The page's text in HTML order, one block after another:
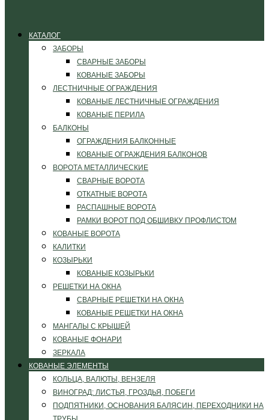
КАТАЛОГ
ЗАБОРЫ
СВАРНЫЕ ЗАБОРЫ
КОВАНЫЕ ЗАБОРЫ
ЛЕСТНИЧНЫЕ ОГРАЖДЕНИЯ
КОВАНЫЕ ЛЕСТНИЧНЫЕ ОГРАЖДЕНИЯ
КОВАНЫЕ ПЕРИЛА
БАЛКОНЫ
ОГРАЖДЕНИЯ БАЛКОННЫЕ
КОВАНЫЕ ОГРАЖДЕНИЯ БАЛКОНОВ
ВОРОТА МЕТАЛЛИЧЕСКИЕ
СВАРНЫЕ ВОРОТА
ОТКАТНЫЕ ВОРОТА
РАСПАШНЫЕ ВОРОТА
РАМКИ ВОРОТ ПОД ОБШИВКУ ПРОФЛИСТОМ
КОВАНЫЕ ВОРОТА
КАЛИТКИ
КОЗЫРЬКИ
КОВАНЫЕ КОЗЫРЬКИ
РЕШЕТКИ НА ОКНА
СВАРНЫЕ РЕШЕТКИ НА ОКНА
КОВАНЫЕ РЕШЕТКИ НА ОКНА
МАНГАЛЫ С КРЫШЕЙ
КОВАНЫЕ ФОНАРИ
ЗЕРКАЛА
КОВАНЫЕ ЭЛЕМЕНТЫ
КОЛЬЦА, ВАЛЮТЫ, ВЕНЗЕЛЯ
ВИНОГРАД: ЛИСТЬЯ, ГРОЗДЬЯ, ПОБЕГИ
ПОДПЯТНИКИ, ОСНОВАНИЯ БАЛЯСИН, ПЕРЕХОДНИКИ НА